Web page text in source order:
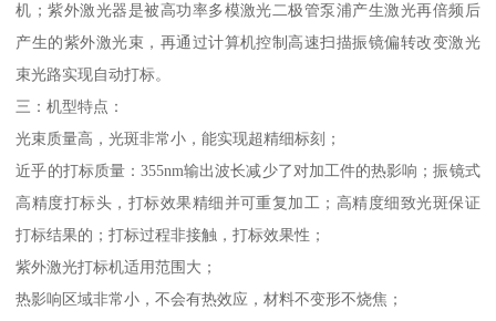
机；紫外激光器是被高功率多模激光二极管泵浦产生激光再倍频后
产生的紫外激光束，再通过计算机控制高速扫描振镜偏转改变激光
束光路实现自动打标。
三：机型特点：
光束质量高，光斑非常小，能实现超精细标刻；
近乎的打标质量：355nm输出波长减少了对加工件的热影响；振镜式
高精度打标头，打标效果精细并可重复加工；高精度细致光斑保证
打标结果的；打标过程非接触，打标效果性；
紫外激光打标机适用范围大；
热影响区域非常小，不会有热效应，材料不变形不烧焦；